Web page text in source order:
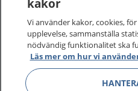
1177 på flera språk
Om 1177
Kontakt
kakor
Vi använder kakor, cookies,
upplevelse, sammanställa
nödvändig funktionalitet ska
Läs mer om hur vi